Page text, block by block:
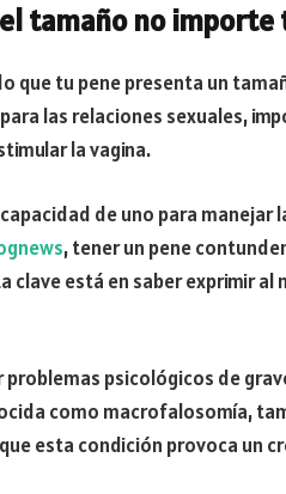
tamaño no
que tu pene presenta un
las relaciones sexuales,
la vagina.
de uno para manejar
, tener un pene
clave está en saber exprimir al
problemas psicológicos de
como macrofalosomía,
esta condición provoca un